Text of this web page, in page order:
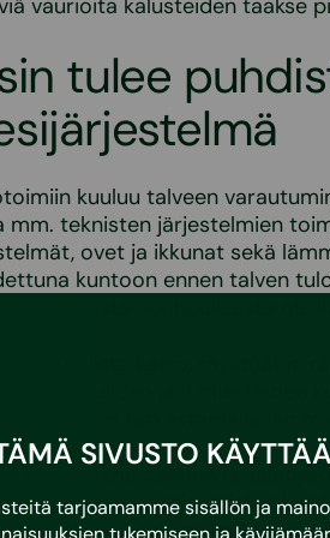
SIVUSTO
tarjoamamme sisällön ja
vaurioita kalusteiden taakse
tulee
kuuluu talveen
mm. teknisten järjestelmien
ovet ja ikkunat sekä
kuntoon ennen talven
Puhdista katto, räystäät ja
tikkaiden ja lumiesteiden
putkien läpimenot.
sadevesijärjestelmän ja
sadevedet
että rakennuksen